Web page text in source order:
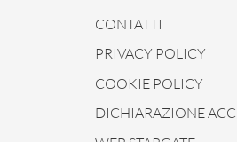
CONTATTI
PRIVACY POLICY
COOKIE POLICY
DICHIARAZIONE